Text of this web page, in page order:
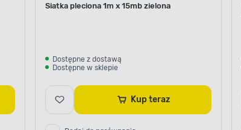
Siatka pleciona 1m x 15mb zielona
Dostępne z dostawą
Dostępne w sklepie
Kup teraz